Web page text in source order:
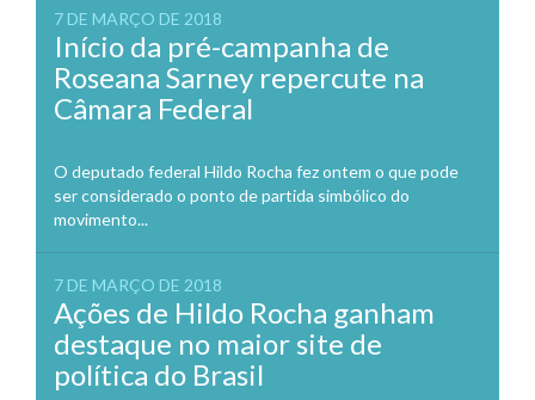
7 DE MARÇO DE 2018
Início da pré-campanha de
Roseana Sarney repercute na
Câmara Federal
O deputado federal Hildo Rocha fez ontem o que pode
ser considerado o ponto de partida simbólico do
movimento...
7 DE MARÇO DE 2018
Ações de Hildo Rocha ganham
destaque no maior site de
política do Brasil